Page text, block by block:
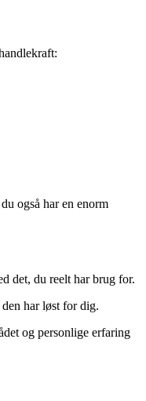
også har en enorm
det, du reelt har brug for.
har løst for dig.
og personlige erfaring